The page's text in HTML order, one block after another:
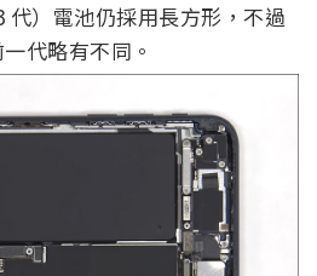
）電池仍採用長方形，不過
代略有不同。